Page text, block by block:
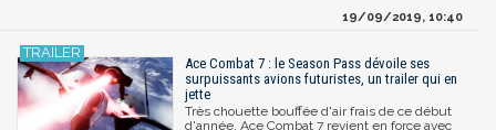
19/09/2019, 10:40
Ace Combat 7 : le Season Pass dévoile ses
surpuissants avions futuristes, un trailer qui en
jette
Très chouette bouffée d'air frais de ce début
d'année, Ace Combat 7 revient en force avec